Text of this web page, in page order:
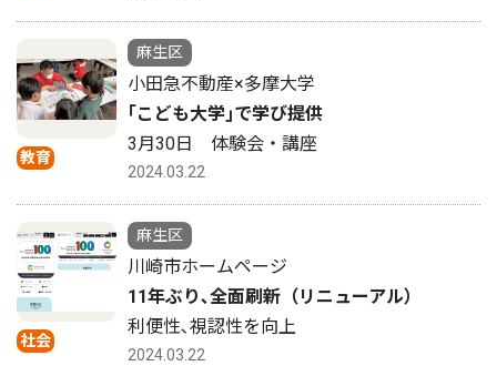
教育
麻生区
小田急不動産×多摩大学
｢こども大学｣で学び提供
3月30日 体験会・講座
2024.03.22
社会
麻生区
川崎市ホームページ
11年ぶり､全面刷新（リニューアル）
利便性､視認性を向上
2024.03.22